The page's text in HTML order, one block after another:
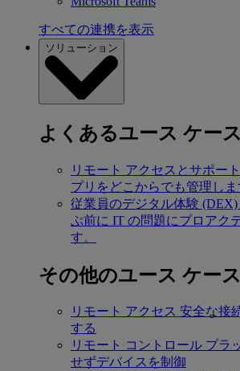
すべての連携を表示
ソリューション
よくあるユース ケース
リモート アクセスとサポート
プリをどこからでも管理しま
従業員のデジタル体験 (DEX)
ぶ前に IT の問題にプロアク
す。
その他のユース ケース
リモート アクセス 安全な接
する
リモート コントロール プラ
せずデバイスを制御